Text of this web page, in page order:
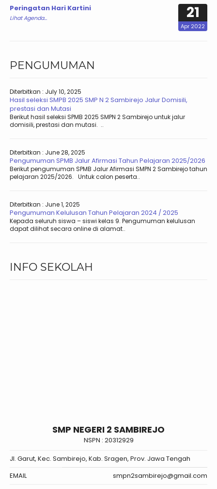
21
Apr 2022
Peringatan Hari Kartini
Lihat Agenda...
PENGUMUMAN
Diterbitkan : July 10, 2025
Hasil seleksi SMPB 2025 SMP N 2 Sambirejo Jalur Domisili,
prestasi dan Mutasi
Berikut hasil seleksi SPMB 2025 SMPN 2 Sambirejo untuk jalur
domisili, prestasi dan mutasi. ..
Diterbitkan : June 28, 2025
Pengumuman SPMB Jalur Afirmasi Tahun Pelajaran 2025/2026
Berikut pengumuman SPMB Jalur Afirmasi SMPN 2 Sambirejo tahun
pelajaran 2025/2026. Untuk calon peserta..
Diterbitkan : June 1, 2025
Pengumuman Kelulusan Tahun Pelajaran 2024 / 2025
Kepada seluruh siswa – siswi kelas 9. Pengumuman kelulusan
dapat dilihat secara online di alamat..
INFO SEKOLAH
SMP NEGERI 2 SAMBIREJO
NSPN : 20312929
Jl. Garut, Kec. Sambirejo, Kab. Sragen, Prov. Jawa Tengah
EMAIL
smpn2sambirejo@gmail.com